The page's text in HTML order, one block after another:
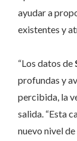
ayudar a
existentes y
“Los datos de
profundas y
percibida, la
salida. “Esta
nuevo nivel